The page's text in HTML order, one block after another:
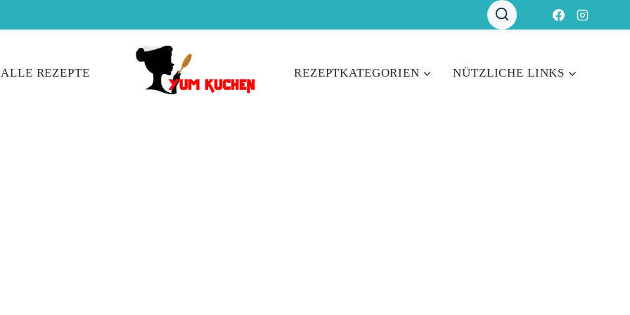
ALLE REZEPTE REZEPTKATEGORIEN NÜTZLICHE LINKS